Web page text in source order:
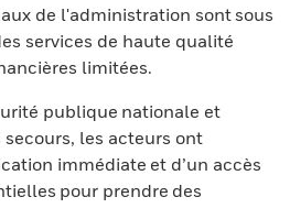
de l'administration sont sous
services de haute qualité
limitées.
publique nationale et
les acteurs ont
immédiate et d’un accès
pour prendre des